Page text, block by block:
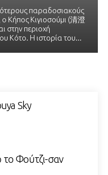
παραδοσιακούς
Κήπος Κιγιοσούμι (清澄
στην περιοχή
Κότο. Η ιστορία του...
Sky
το Φούτζι-σαν